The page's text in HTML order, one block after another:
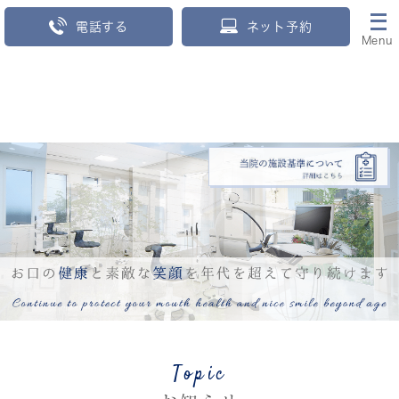
電話する ネット予約
Menu
Topic